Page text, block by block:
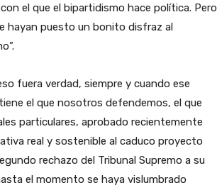
el que el bipartidismo hace política. Pero
hayan puesto un bonito disfraz al
fuera verdad, siempre y cuando ese
el que nosotros defendemos, el que
particulares, aprobado recientemente
real y sostenible al caduco proyecto
rechazo del Tribunal Supremo a su
el momento se haya vislumbrado